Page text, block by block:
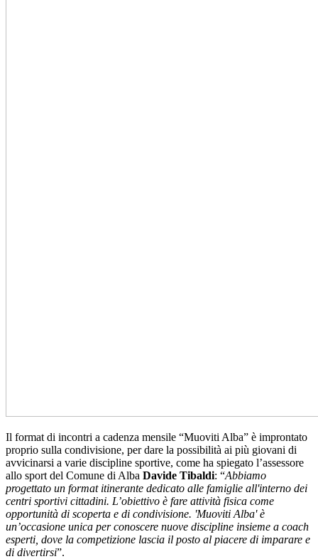
Il format di incontri a cadenza mensile “Muoviti Alba” è improntato
proprio sulla condivisione, per dare la possibilità ai più giovani di
avvicinarsi a varie discipline sportive, come ha spiegato l’assessore
allo sport del Comune di Alba Davide Tibaldi: “Abbiamo
progettato un format itinerante dedicato alle famiglie all'interno dei
centri sportivi cittadini. L’obiettivo è fare attività fisica come
opportunità di scoperta e di condivisione. 'Muoviti Alba' è
un’occasione unica per conoscere nuove discipline insieme a coach
esperti, dove la competizione lascia il posto al piacere di imparare e
di divertirsi”.